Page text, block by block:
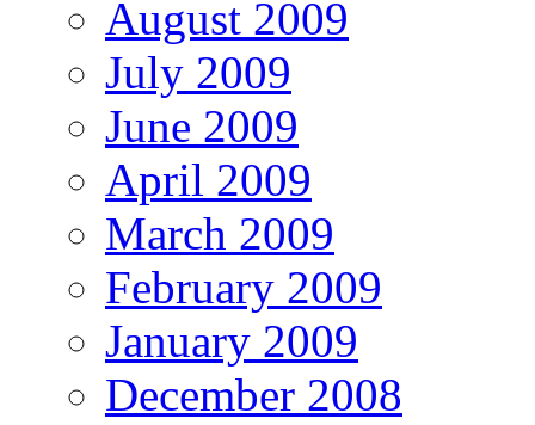
August 2009
July 2009
June 2009
April 2009
March 2009
February 2009
January 2009
December 2008